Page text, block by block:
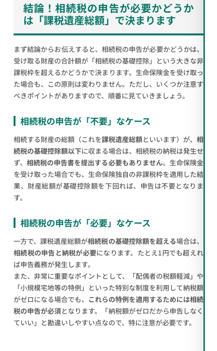
結論！相続税の申告が必要かどうか
は「課税遺産総額」で決まります
まず結論からお伝えすると、相続税の申告が必要かどうかは、
受け取る財産の合計額が「相続税の基礎控除」という大きな非
課税枠を超えるかどうかで決まります。生命保険金を受け取っ
た場合も、この原則は変わりません。ただし、いくつか注意す
べきポイントがありますので、順番に見ていきましょう。
相続税の申告が「不要」なケース
相続する財産の総額（これを課税遺産総額といいます）が、 相
続税の基礎控除額以下に収まる場合は、相続税の納税は発生せ
ず、相続税の申告書を提出する必要もありません。生命保険金
を受け取った場合でも、生命保険独自の非課税枠を適用した結
果、財産総額が基礎控除額を下回れば、申告は不要となりま
す。
相続税の申告が「必要」なケース
一方で、課税遺産総額が相続税の基礎控除額を超える場合は、
相続税の申告と納税が必要になります。たとえ1円でも超えれ
ば申告義務が発生します。
また、非常に重要なポイントとして、「配偶者の税額軽減」や
「小規模宅地等の特例」といった特別な制度を利用して納税額
がゼロになる場合でも、 これらの特例を適用するためには相続
税の申告が必須となります。「納税額がゼロだから申告しなく
ていい」と勘違いしやすい点なので、特に注意が必要です。